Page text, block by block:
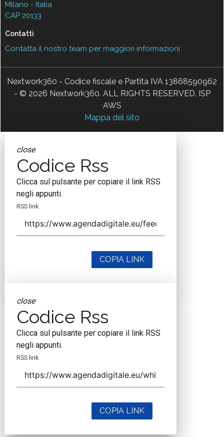
Milano - Italia
CAP 20133
Contatti
Contatta il nostro team per maggiori informazioni
Nextwork360 - Codice fiscale e Partita IVA 13868590962
- © 2026 Nextwork360. ALL RIGHTS RESERVED. ISP
AWS
Mappa del sito
close
Codice Rss
Clicca sul pulsante per copiare il link RSS
negli appunti.
RSS link
COPIA LINK
close
Codice Rss
Clicca sul pulsante per copiare il link RSS
negli appunti.
RSS link
COPIA LINK